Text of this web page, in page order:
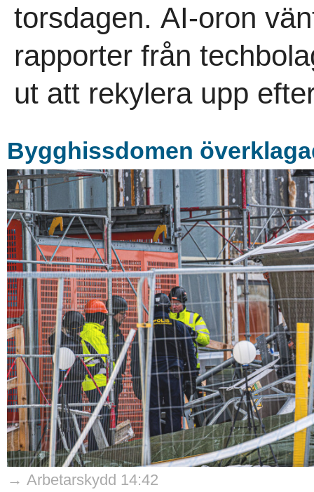
torsdagen. AI-oron
rapporter från
ut att rekylera upp
Bygghissdomen
→ Arbetarskydd 14:42